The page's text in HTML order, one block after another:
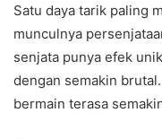
Satu daya tarik paling
munculnya
senjata punya efek
dengan semakin
bermain terasa